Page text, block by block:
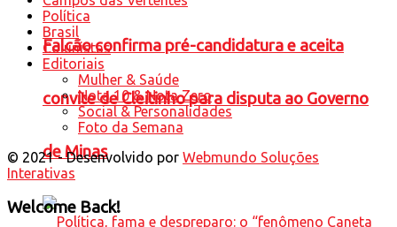
Falcão confirma pré-candidatura e aceita
convite de Cleitinho para disputa ao Governo
de Minas
Política
Brasil
Colunistas
Editoriais
Mulher & Saúde
Nota 10 & Nota Zero
Social & Personalidades
Foto da Semana
© 2021 - Desenvolvido por Webmundo Soluções
Interativas
Welcome Back!